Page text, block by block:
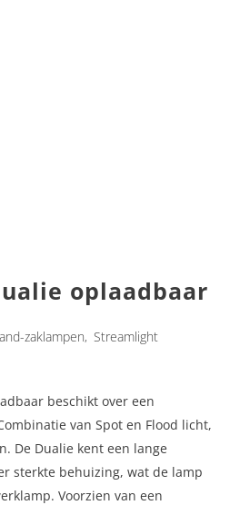
oplaadbaar
zaklampen, Streamlight
beschikt over een
van Spot en Flood licht,
De Dualie kent een lange
sterkte behuizing, wat de lamp
Voorzien van een